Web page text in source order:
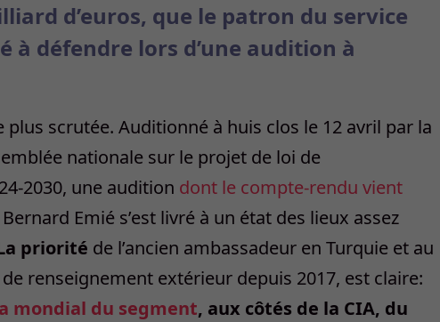
d’euros, que le patron du service
à défendre lors d’une audition à
plus scrutée. Auditionné à huis clos le 12 avril par la
nationale sur le projet de loi de
2030, une audition dont le compte-rendu vient
Emié s’est livré à un état des lieux assez
priorité de l’ancien ambassadeur en Turquie et au
renseignement extérieur depuis 2017, est claire:
mondial du segment, aux côtés de la CIA, du